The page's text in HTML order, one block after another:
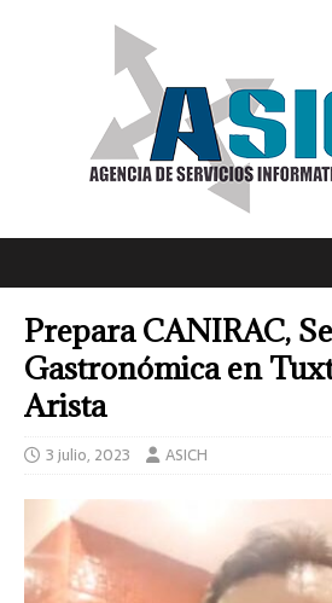
Prepara CANIRAC,
Gastronómica en
Arista
3 julio, 2023 ASICH